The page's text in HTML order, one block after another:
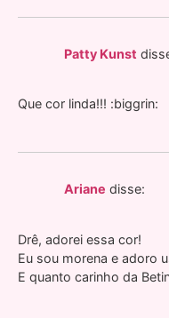
Patty Kunst
Que cor linda!!! :biggrin:
Ariane disse:
Drê, adorei essa cor!
Eu sou morena e adoro
E quanto carinho da